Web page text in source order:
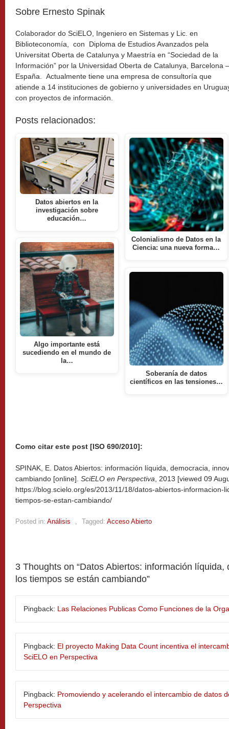
Sobre Ernesto Spinak
Colaborador do SciELO, Ingeniero en Sistemas y Lic. en
Biblioteconomía, con Diploma de Estudios Avanzados pela
Universitat Oberta de Catalunya y Maestría en “Sociedad de la
Información” por la Universidad Oberta de Catalunya, Barcelona –
España. Actualmente tiene una empresa de consultoría que
atiende a 14 instituciones de gobierno y universidades en
con proyectos de información.
Posts relacionados:
Datos abiertos en la
investigación sobre
educación…
Algo importante está
sucediendo en el mundo de
la…
Colonialismo de Datos en la
Ciencia: una nueva forma…
Soberanía de datos
científicos en las tensiones…
Como citar este post [ISO 690/2010]:
SPINAK, E. Datos Abiertos: información líquida, democracia,
cambiando [online]. SciELO en Perspectiva , 2013 [viewed 09
https://blog.scielo.org/es/2013/11/18/datos-abiertos-informacion-
tiempos-se-estan-cambiando/
Posted in: Análisis Tagged: Acceso Abierto
3 Thoughts on “Datos Abiertos: información
los tiempos se están cambiando”
Pingback: Las Relaciones Publicas Como Funciones de la
Pingback: El proyecto Making Data Count incentiva el
SciELO en Perspectiva
Pingback: Promoviendo y acelerando el intercambio de datos
Perspectiva